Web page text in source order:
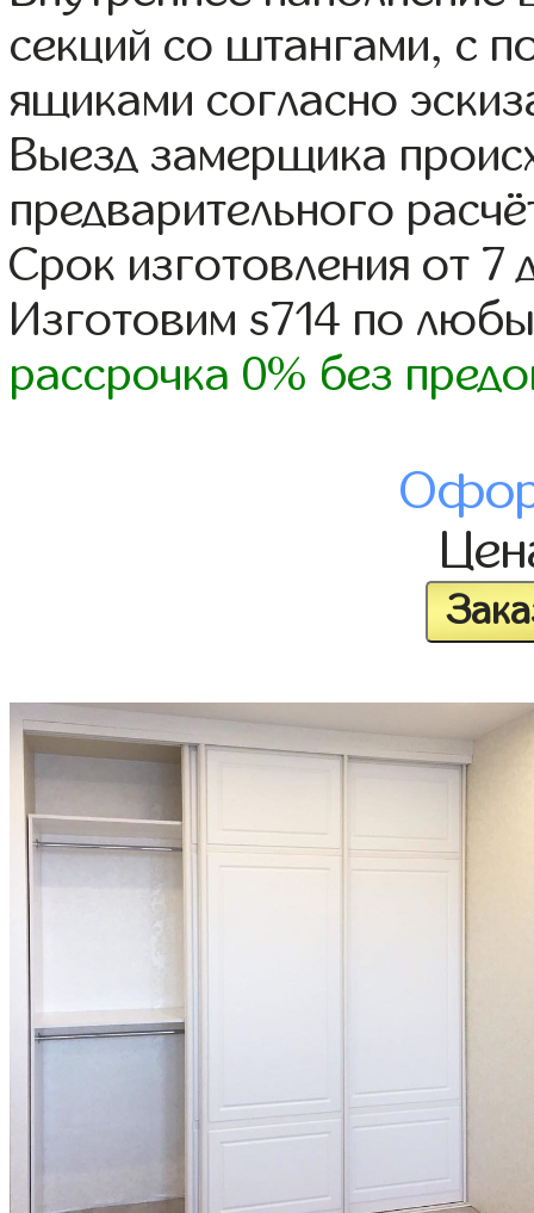
секций со штангами, с
ящиками согласно
Выезд замерщика
предварительного
Срок изготовления от 7
Изготовим s714 по
рассрочка 0% без